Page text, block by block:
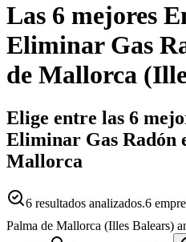
Las 6 mejores
Eliminar Gas
de Mallorca (
Elige entre las 6
Eliminar Gas Radón
Mallorca
6 resultados analizados.6
Palma de Mallorca (Illes Balears)